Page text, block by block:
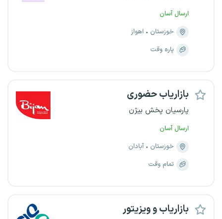
ارسال آسان
خوزستان
اهواز
پاره وقت
بازاریاب حضوری
پارسیان پخش بیژن
ارسال آسان
خوزستان
آبادان
تمام وقت
بازاریاب و ویزیتور